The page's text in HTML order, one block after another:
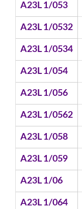
A23L 1/053
A23L 1/0532
A23L 1/0534
A23L 1/054
A23L 1/056
A23L 1/0562
A23L 1/058
A23L 1/059
A23L 1/06
A23L 1/064